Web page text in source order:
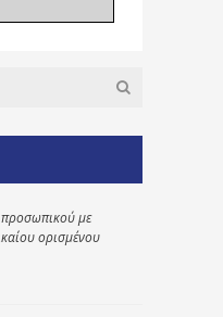
με
ορισμένου